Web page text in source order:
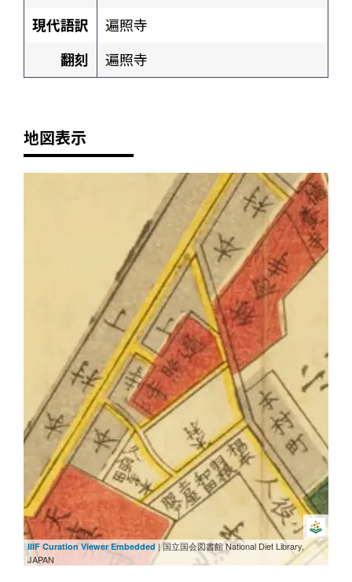
現代語訳
遍照寺
翻刻
遍照寺
地図表示
IIIF Curation Viewer Embedded | 国立国会図書館 National Diet Library,
JAPAN